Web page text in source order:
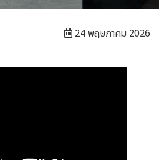
24 พฤษภาคม 2026